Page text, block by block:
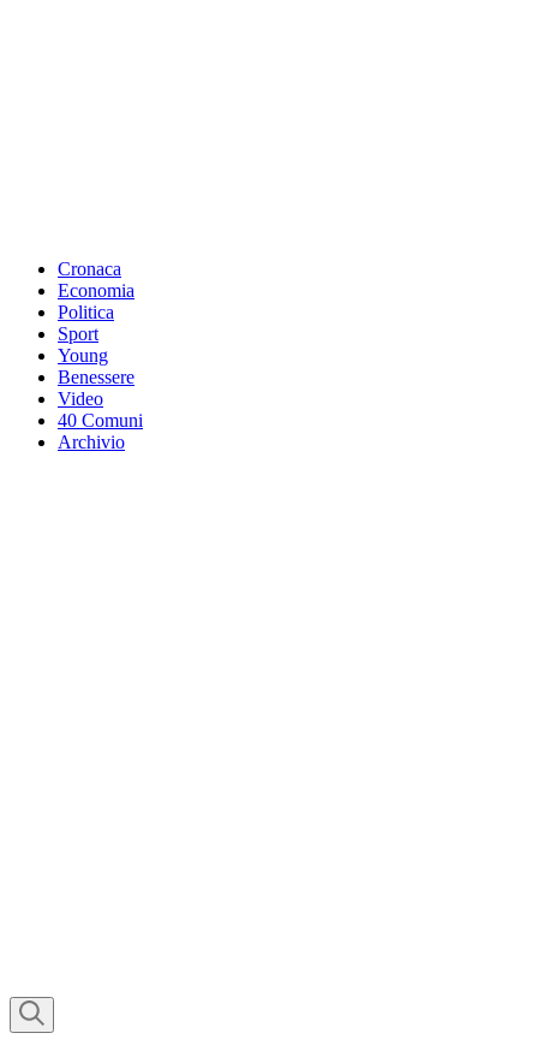
Cronaca
Economia
Politica
Sport
Young
Benessere
Video
40 Comuni
Archivio